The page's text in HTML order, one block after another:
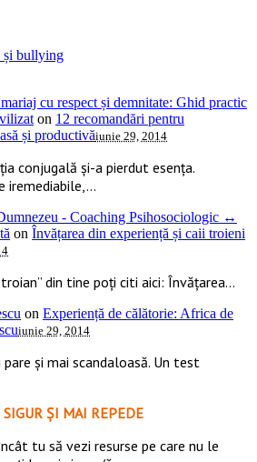
și bullying
cu respect și demnitate: Ghid practic
on 12 recomandări pentru
și productivăiunie 29, 2014
conjugală și-a pierdut esența.
iremediabile,...
- Coaching Psihosociologic ↔
on Învățarea din experiență și caii troieni
din tine poți citi aici: Învățarea...
on Experiență de călătorie: Africa de
iunie 29, 2014
și mai scandaloasă. Un test
ȘI MAI REPEDE
tu să vezi resurse pe care nu le